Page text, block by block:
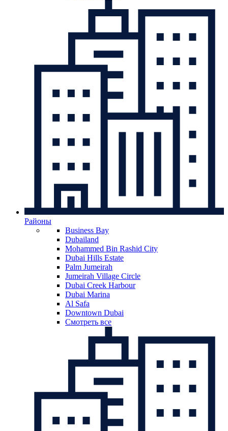
Районы
Business Bay
Dubailand
Mohammed Bin Rashid City
Dubai Hills Estate
Palm Jumeirah
Jumeirah Village Circle
Dubai Creek Harbour
Dubai Marina
Al Safa
Downtown Dubai
Смотреть все